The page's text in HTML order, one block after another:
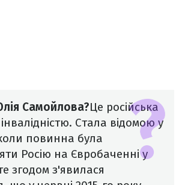
Самойлова?Це російська
Стала відомою у
повинна була
Росію на Євробаченні у
згодом з'явилася